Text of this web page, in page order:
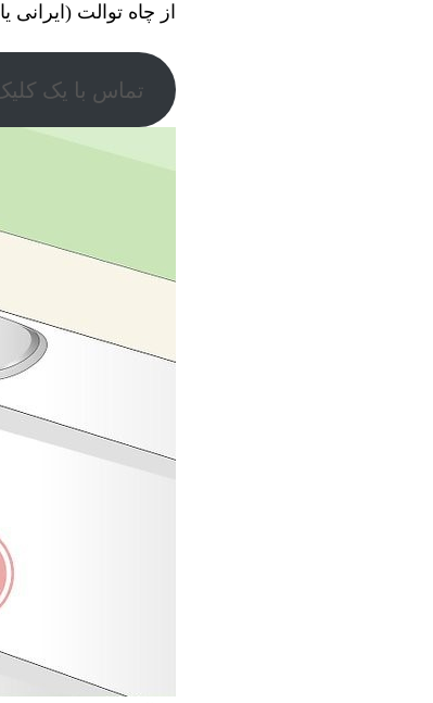
از چاه توالت
تماس با یک کلیک